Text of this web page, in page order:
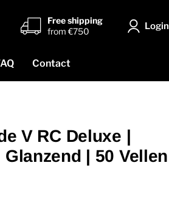
Free shipping
from €750
Login
Contact
V RC Deluxe |
| 50 Vellen